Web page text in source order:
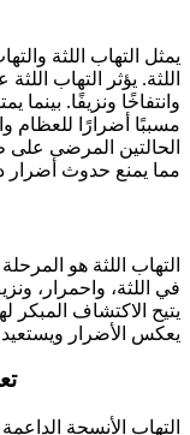
يمثل التهاب اللثة
اللثة. يؤثر التهاب
وانتفاخًا ونزيفًا. بينما
مسببًا أضرارًا للعظام
الحالتين المرضى
مما يمنع حدوث أضرار
التهاب اللثة هو
في اللثة، واحمرار،
يتيح الاكتشاف المبكر
يعكس الأضرار
التهاب الأنسجة